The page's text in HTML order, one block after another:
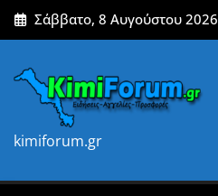
Skip
to
Σάββατο, 8 Αυγούστου 2026
kimiforum.gr